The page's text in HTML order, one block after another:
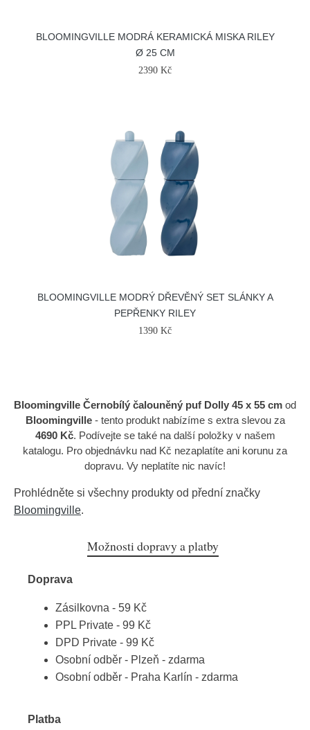
BLOOMINGVILLE MODRÁ KERAMICKÁ MISKA RILEY
Ø 25 CM
2390 Kč
BLOOMINGVILLE MODRÝ DŘEVĚNÝ SET SLÁNKY A
PEPŘENKY RILEY
1390 Kč
Bloomingville Černobílý čalouněný puf Dolly 45 x 55 cm od
Bloomingville- tento produkt nabízíme s extra slevou za
4690 Kč. Podívejte se také na další položky v našem
katalogu. Pro objednávku nad Kč nezaplatíte ani korunu za
dopravu. Vy neplatíte nic navíc!
Prohlédněte si všechny produkty od přední značky
Bloomingville.
Možnosti dopravy a platby
Doprava
Zásilkovna - 59 Kč
PPL Private - 99 Kč
DPD Private - 99 Kč
Osobní odběr - Plzeň - zdarma
Osobní odběr - Praha Karlín - zdarma
Platba